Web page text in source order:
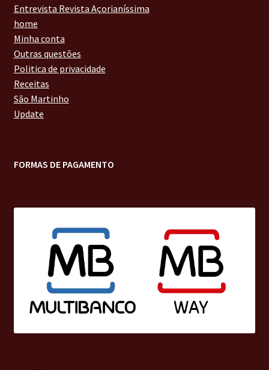
Entrevista Revista Açorianíssima
home
Minha conta
Outras questões
Politica de privacidade
Receitas
São Martinho
Update
FORMAS DE PAGAMENTO